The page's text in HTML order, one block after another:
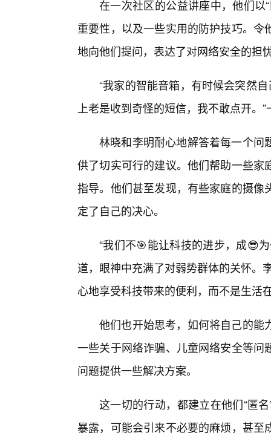
在一次社区的公益讲座中，他们以
重要性，以及一些实用的防护技巧。
地向他们提问，表达了对网络安全的担
“我家的智能音箱，有时候会突然
上老是收到奇怪的短信，我不敢点开。
林晓和李明耐心地解答着每一个问
供了切实可行的建议。他们帮助一些
指导。他们甚至发现，有些家庭的摄
定了自己的决心。
“我们不🎯能让科技的进步，成😎
道，眼神中充满了对弱势群体的关怀。
心地享受科技带来的便利，而不是生活
他们也开始思考，如何将自己的能
一些关于网络诈骗、儿童网络安全等
问题提供一些解决方案。
这一切的行动，都建立在他们“匿
暴露，可能会引来不必要的麻烦，甚